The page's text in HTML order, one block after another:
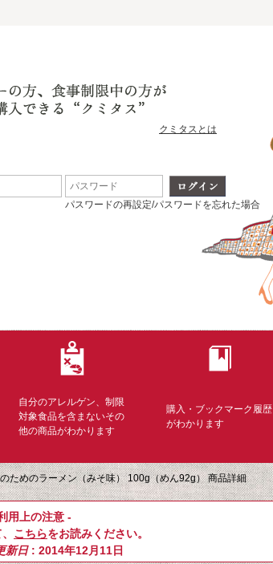
クミタスとは
パスワードの再設定/パスワードを忘れた場合
自分のアレルゲン、制限
対象食品を含まないその
他の商品がわかります
購入・ブックマーク履歴
がわかります
ためのラーメン（みそ味） 100g（めん92g） 商品詳細
用上の注意 -
こちらをお読みください。
新日: 2014年12月11日